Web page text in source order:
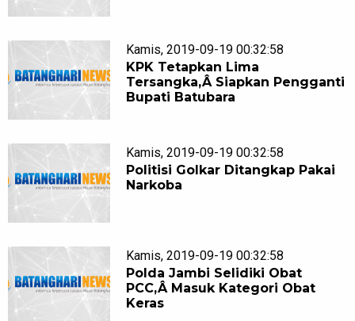
Kamis, 2019-09-19 00:32:58
KPK Tetapkan Lima
Tersangka,Â Siapkan Pengganti
Bupati Batubara
Kamis, 2019-09-19 00:32:58
Politisi Golkar Ditangkap Pakai
Narkoba
Kamis, 2019-09-19 00:32:58
Polda Jambi Selidiki Obat
PCC,Â Masuk Kategori Obat
Keras